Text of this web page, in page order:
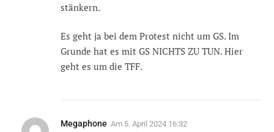
stänkern.
Es geht ja bei dem Protest nicht um GS. Im
Grunde hat es mit GS NICHTS ZU TUN. Hier
geht es um die TFF.
Megaphone Am 5. April 2024 16:32